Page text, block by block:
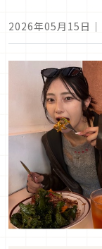
2026年05月15日